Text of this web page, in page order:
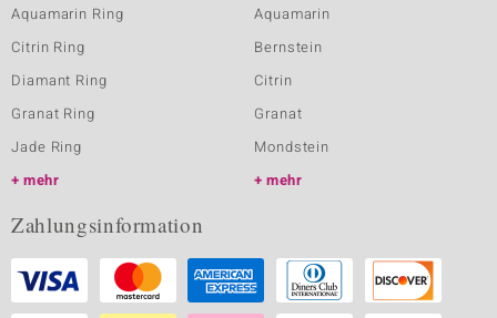
Aquamarin Ring
Citrin Ring
Diamant Ring
Granat Ring
Jade Ring
mehr
Aquamarin
Bernstein
Citrin
Granat
Mondstein
mehr
Zahlungsinformation